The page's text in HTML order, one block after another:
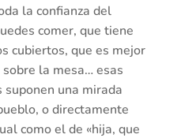
la confianza del
comer, que tiene
cubiertos, que es mejor
la mesa… esas
suponen una mirada
o directamente
como el de «hija, que